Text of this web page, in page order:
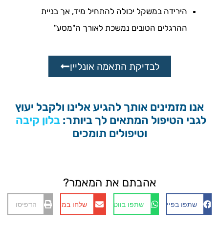
הירידה במשקל יכולה להתחיל מיד, אך בניית
ההרגלים הטובים נמשכת לאורך ה"מסע"
לבדיקת התאמה אונליין
אנו מזמינים אותך להגיע אלינו ולקבל יעוץ
לגבי הטיפול המתאים לך ביותר:
השרוו ל וטיפולים תומכים
אהבתם את המאמר?
שתפו בפייסבוק שתפו בווטסאפ שלחו במייל הדפיסו